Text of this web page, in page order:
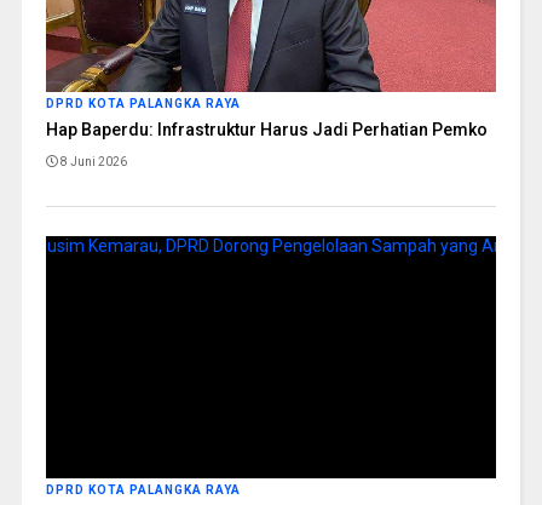
DPRD KOTA PALANGKA RAYA
Hap Baperdu: Infrastruktur Harus Jadi Perhatian Pemko
8 Juni 2026
DPRD KOTA PALANGKA RAYA